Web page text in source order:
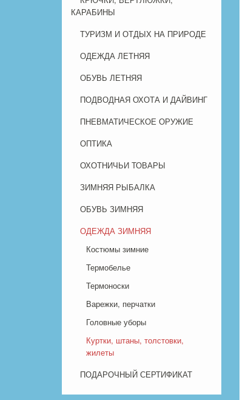
КАРАБИНЫ
ТУРИЗМ И ОТДЫХ НА ПРИРОДЕ
ОДЕЖДА ЛЕТНЯЯ
ОБУВЬ ЛЕТНЯЯ
ПОДВОДНАЯ ОХОТА И ДАЙВИНГ
ПНЕВМАТИЧЕСКОЕ ОРУЖИЕ
ОПТИКА
ОХОТНИЧЬИ ТОВАРЫ
ЗИМНЯЯ РЫБАЛКА
ОБУВЬ ЗИМНЯЯ
ОДЕЖДА ЗИМНЯЯ
Костюмы зимние
Термобелье
Термоноски
Варежки, перчатки
Головные уборы
Куртки, штаны, толстовки,
жилеты
ПОДАРОЧНЫЙ СЕРТИФИКАТ